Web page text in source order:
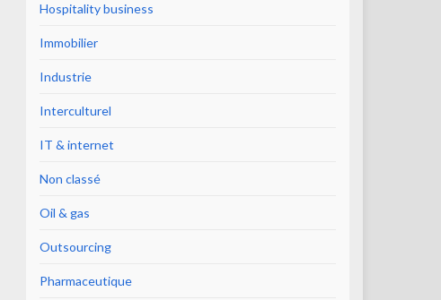
Hospitality business
Immobilier
Industrie
Interculturel
IT & internet
Non classé
Oil & gas
Outsourcing
Pharmaceutique